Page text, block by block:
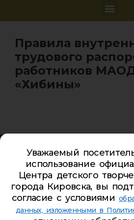
Правила
трудового
работников
«Хибины»
Обратная связь
Гостевая книга
Турбаза ЦДТ «ХИБИНЫ»
Телефон Ленина 5:5-44-85
Уважаемый
использование
Центра детского
города Кировска, вы
согласие с условиями
данных, изложенными в